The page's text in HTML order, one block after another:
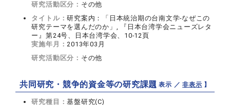
研究活動区分： その他
タイトル：研究案内：「日本統治期の台南文学‐なぜこの
研究テーマを選んだのか」, 『日本台湾学会ニューズレタ
ー』第24号、日本台湾学会、10-12頁
実施年月：2013年03月
研究活動区分： その他
共同研究・競争的資金等の研究課題【 表示 ／非表示 】
研究種目：基盤研究(C)